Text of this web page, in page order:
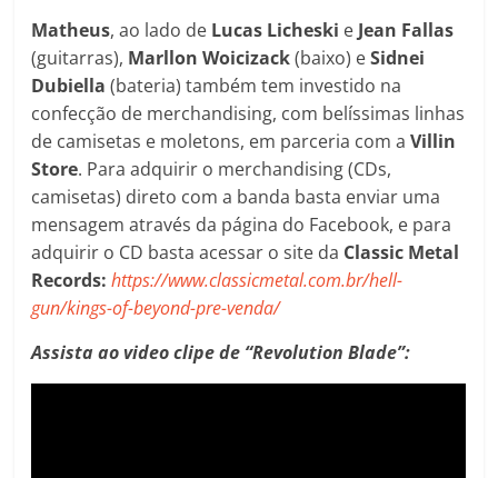
Matheus, ao lado de Lucas Licheski e Jean Fallas
(guitarras), Marllon Woicizack(baixo) eSidnei
Dubiella (bateria) também tem investido na
confecção de merchandising, com belíssimas linhas
de camisetas e moletons, em parceria com aVillin
Store. Para adquirir o merchandising (CDs,
camisetas) direto com a banda basta enviar uma
mensagem através da página do Facebook, e para
adquirir o CD basta acessar o site da Classic Metal
Records:https://www.classicmetal.com.br/hell-
gun/kings-of-beyond-pre-venda/
Assista ao video clipe de “Revolution Blade”: